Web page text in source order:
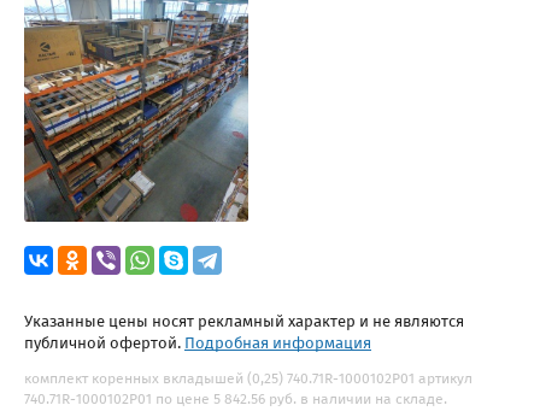
Указанные цены носят рекламный характер и не являются
публичной офертой. Подробная информация
комплект коренных вкладышей (0,25) 740.71R-1000102P01 артикул
740.71R-1000102P01 по цене 5 842.56 руб. в наличии на складе.